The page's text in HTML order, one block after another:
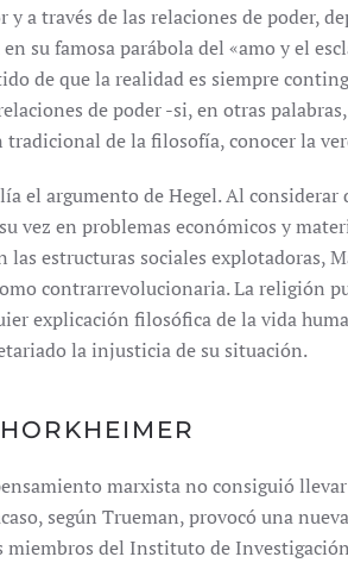
y a través de las relaciones de poder,
su famosa parábola del «amo y el
de que la realidad es siempre
de poder -si, en otras
de la filosofía, conocer la
el argumento de Hegel. Al
vez en problemas económicos y
las estructuras sociales explotadoras,
contrarrevolucionaria. La religión
explicación filosófica de la vida
la injusticia de su situación.
marxista no consiguió
según Trueman, provocó una
miembros del Instituto de